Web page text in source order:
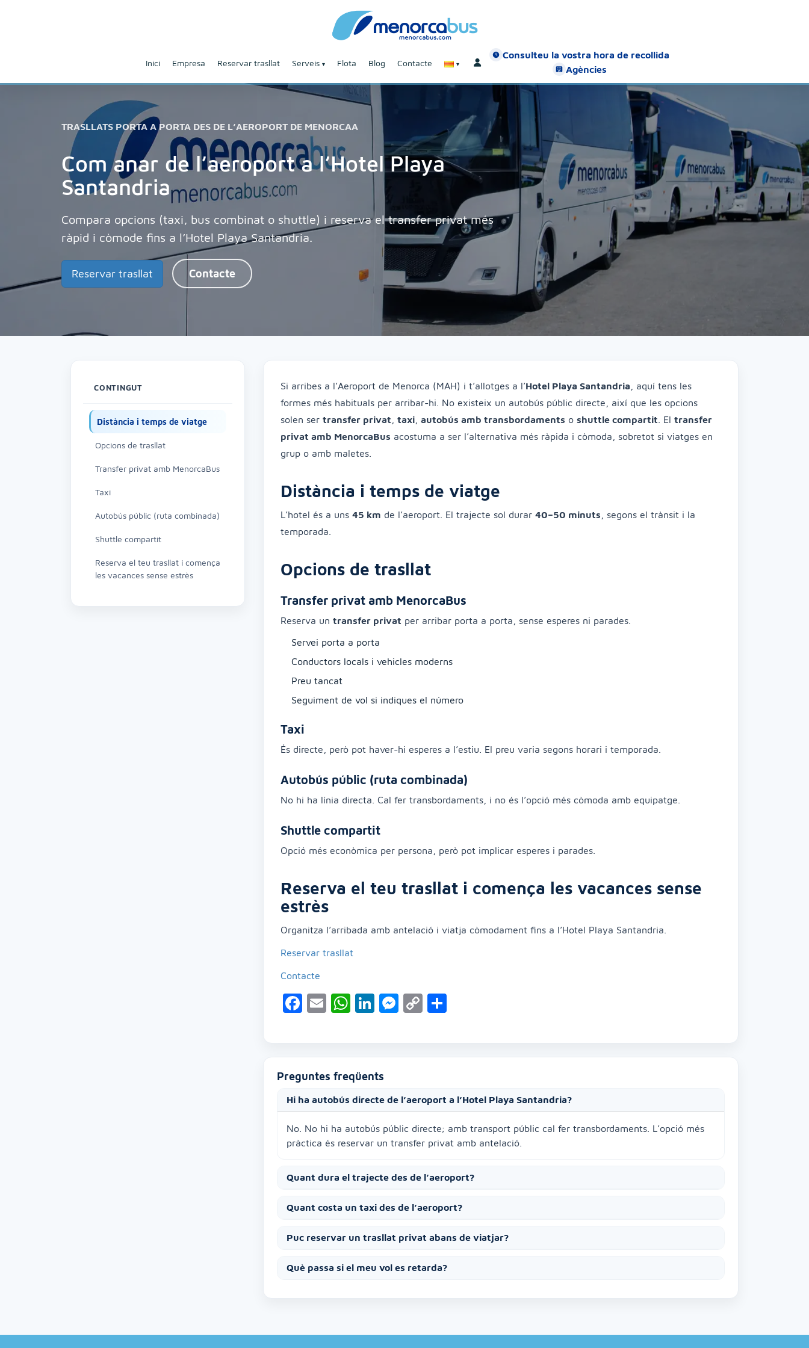
Inici Empresa Reservar trasllat Serveis Flota Blog Contacte
Consulteu la vostra hora de recollida
Agències
TRASLLATS PORTA A PORTA DES DE L’AEROPORT DE MENORCAA
Com anar de l’aeroport a l’Hotel Playa
Santandria
Compara opcions (taxi, bus combinat o shuttle) i reserva el transfer privat més
ràpid i còmode fins a l’Hotel Playa Santandria.
Reservar trasllat Contacte
CONTINGUT
Distància i temps de viatge
Opcions de trasllat
Transfer privat amb MenorcaBus
Taxi
Autobús públic (ruta combinada)
Shuttle compartit
Reserva el teu trasllat i comença
les vacances sense estrès
Si arribes a l’Aeroport de Menorca (MAH) i t’allotges a l’Hotel Playa Santandria , aquí tens les
formes més habituals per arribar-hi. No existeix un autobús públic directe, així que les opcions
solen ser transfer privat taxi autobús amb transbordaments o shuttle compartit . El transfer
privat amb MenorcaBus acostuma a ser l’alternativa més ràpida i còmoda, sobretot si viatges en
grup o amb maletes.
Distància i temps de viatge
L’hotel és a uns 45 km de l’aeroport. El trajecte sol durar 40–50 minuts , segons el trànsit i la
temporada.
Opcions de trasllat
Transfer privat amb MenorcaBus
Reserva un transfer privat per arribar porta a porta, sense esperes ni parades.
Servei porta a porta
Conductors locals i vehicles moderns
Preu tancat
Seguiment de vol si indiques el número
Taxi
És directe, però pot haver-hi esperes a l’estiu. El preu varia segons horari i temporada.
Autobús públic (ruta combinada)
No hi ha línia directa. Cal fer transbordaments, i no és l’opció més còmoda amb equipatge.
Shuttle compartit
Opció més econòmica per persona, però pot implicar esperes i parades.
Reserva el teu trasllat i comença les vacances sense
estrès
Organitza l’arribada amb antelació i viatja còmodament fins a l’Hotel Playa Santandria.
Reservar trasllat
Contacte
Facebook
EmailWhatsApp
LinkedIn
Messenger
Copy
Preguntes freqüents
Hi ha autobús directe de l’aeroport a l’Hotel Playa Santandria?
No. No hi ha autobús públic directe; amb transport públic cal fer transbordaments. L’opció més
pràctica és reservar un transfer privat amb antelació.
Quant dura el trajecte des de l’aeroport?
Quant costa un taxi des de l’aeroport?
Puc reservar un trasllat privat abans de viatjar?
Què passa si el meu vol es retarda?